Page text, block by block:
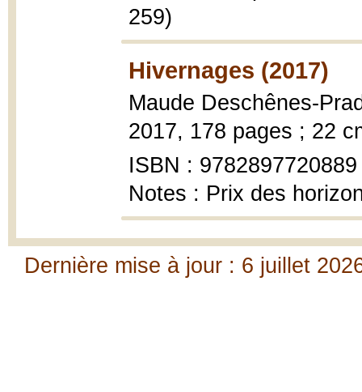
259)
Hivernages (2017)
Maude Deschênes-
2017, 178 pages ; 22
ISBN : 9782897720889
Notes : Prix des
Dernière mise à jour : 6 juillet